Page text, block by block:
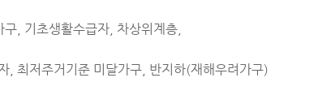
, 기초생활수급자, 차상위계층,
최저주거기준 미달가구, 반지하(재해우려가구)